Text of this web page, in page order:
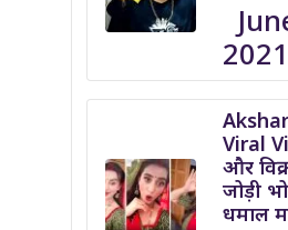
2021
Viral
और
जोड़ी
धमाल